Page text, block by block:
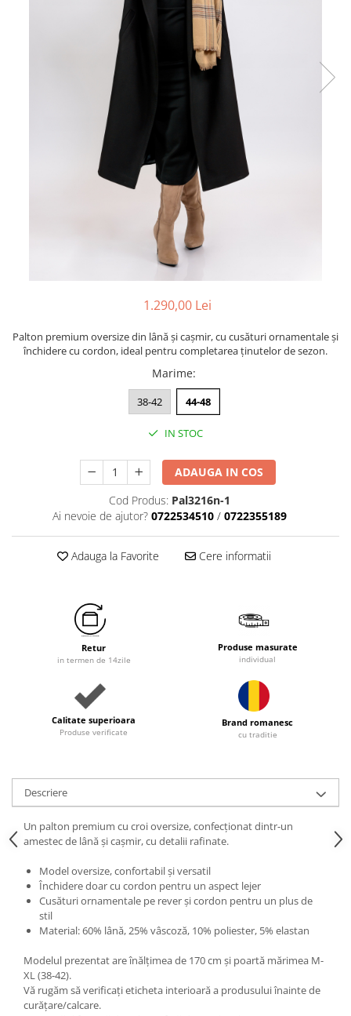
1.290,00 Lei
Palton premium oversize din lână și cașmir, cu cusături ornamentale și
închidere cu cordon, ideal pentru completarea ținutelor de sezon.
Marime:
38-42 44-48
IN STOC
ADAUGA IN COS
Cod Produs: Pal3216n-1
Ai nevoie de ajutor? 0722534510 / 0722355189
Adauga la Favorite Cere informatii
Retur
in termen de 14zile
Produse masurate
individual
Calitate superioara
Produse verificate
Brand romanesc
cu traditie
Descriere
Un palton premium cu croi oversize, confecționat dintr-un
amestec de lână și cașmir, cu detalii rafinate.
Model oversize, confortabil și versatil
Închidere doar cu cordon pentru un aspect lejer
Cusături ornamentale pe rever și cordon pentru un plus de
stil
Material: 60% lână, 25% vâscoză, 10% poliester, 5% elastan
Modelul prezentat are înălțimea de 170 cm și poartă mărimea M-
XL (38-42).
Vă rugăm să verificați eticheta interioară a produsului înainte de
curățare/calcare.